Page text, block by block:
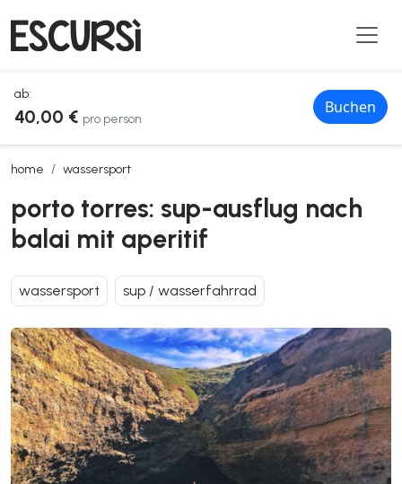
ab:
40,00 € pro person
Buchen
home wassersport
porto torres: sup-ausflug nach balai mit aperitif
porto torres: sup-ausflug nach
balai mit aperitif
wassersport sup / wasserfahrrad